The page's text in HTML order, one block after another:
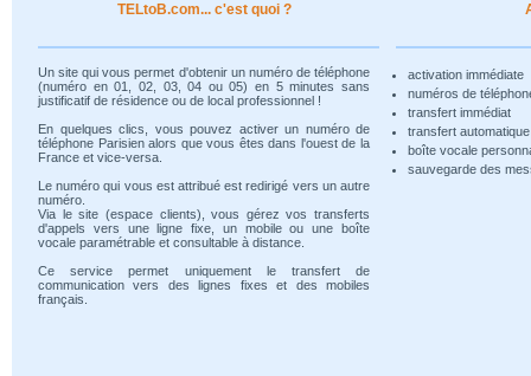
TELtoB.com... c'est quoi ?
Un site qui vous permet d'obtenir un numéro de téléphone
(numéro en 01, 02, 03, 04 ou 05) en 5 minutes sans
justificatif de résidence ou de local professionnel !
En quelques clics, vous pouvez activer un numéro de
téléphone Parisien alors que vous êtes dans l'ouest de la
France et vice-versa.
Le numéro qui vous est attribué est redirigé vers un autre
numéro.
Via le site (espace clients), vous gérez vos transferts
d'appels vers une ligne fixe, un mobile ou une boîte
vocale paramétrable et consultable à distance.
Ce service permet uniquement le transfert de
communication vers des lignes fixes et des mobiles
français.
activation immédiate
numéros de
transfert immédiat
transfert
boîte vocale
sauvegarde des